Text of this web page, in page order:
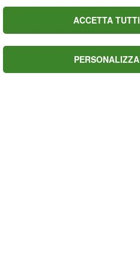
sulla fascia
ACCETTA TUTTI
PERSONALIZZA